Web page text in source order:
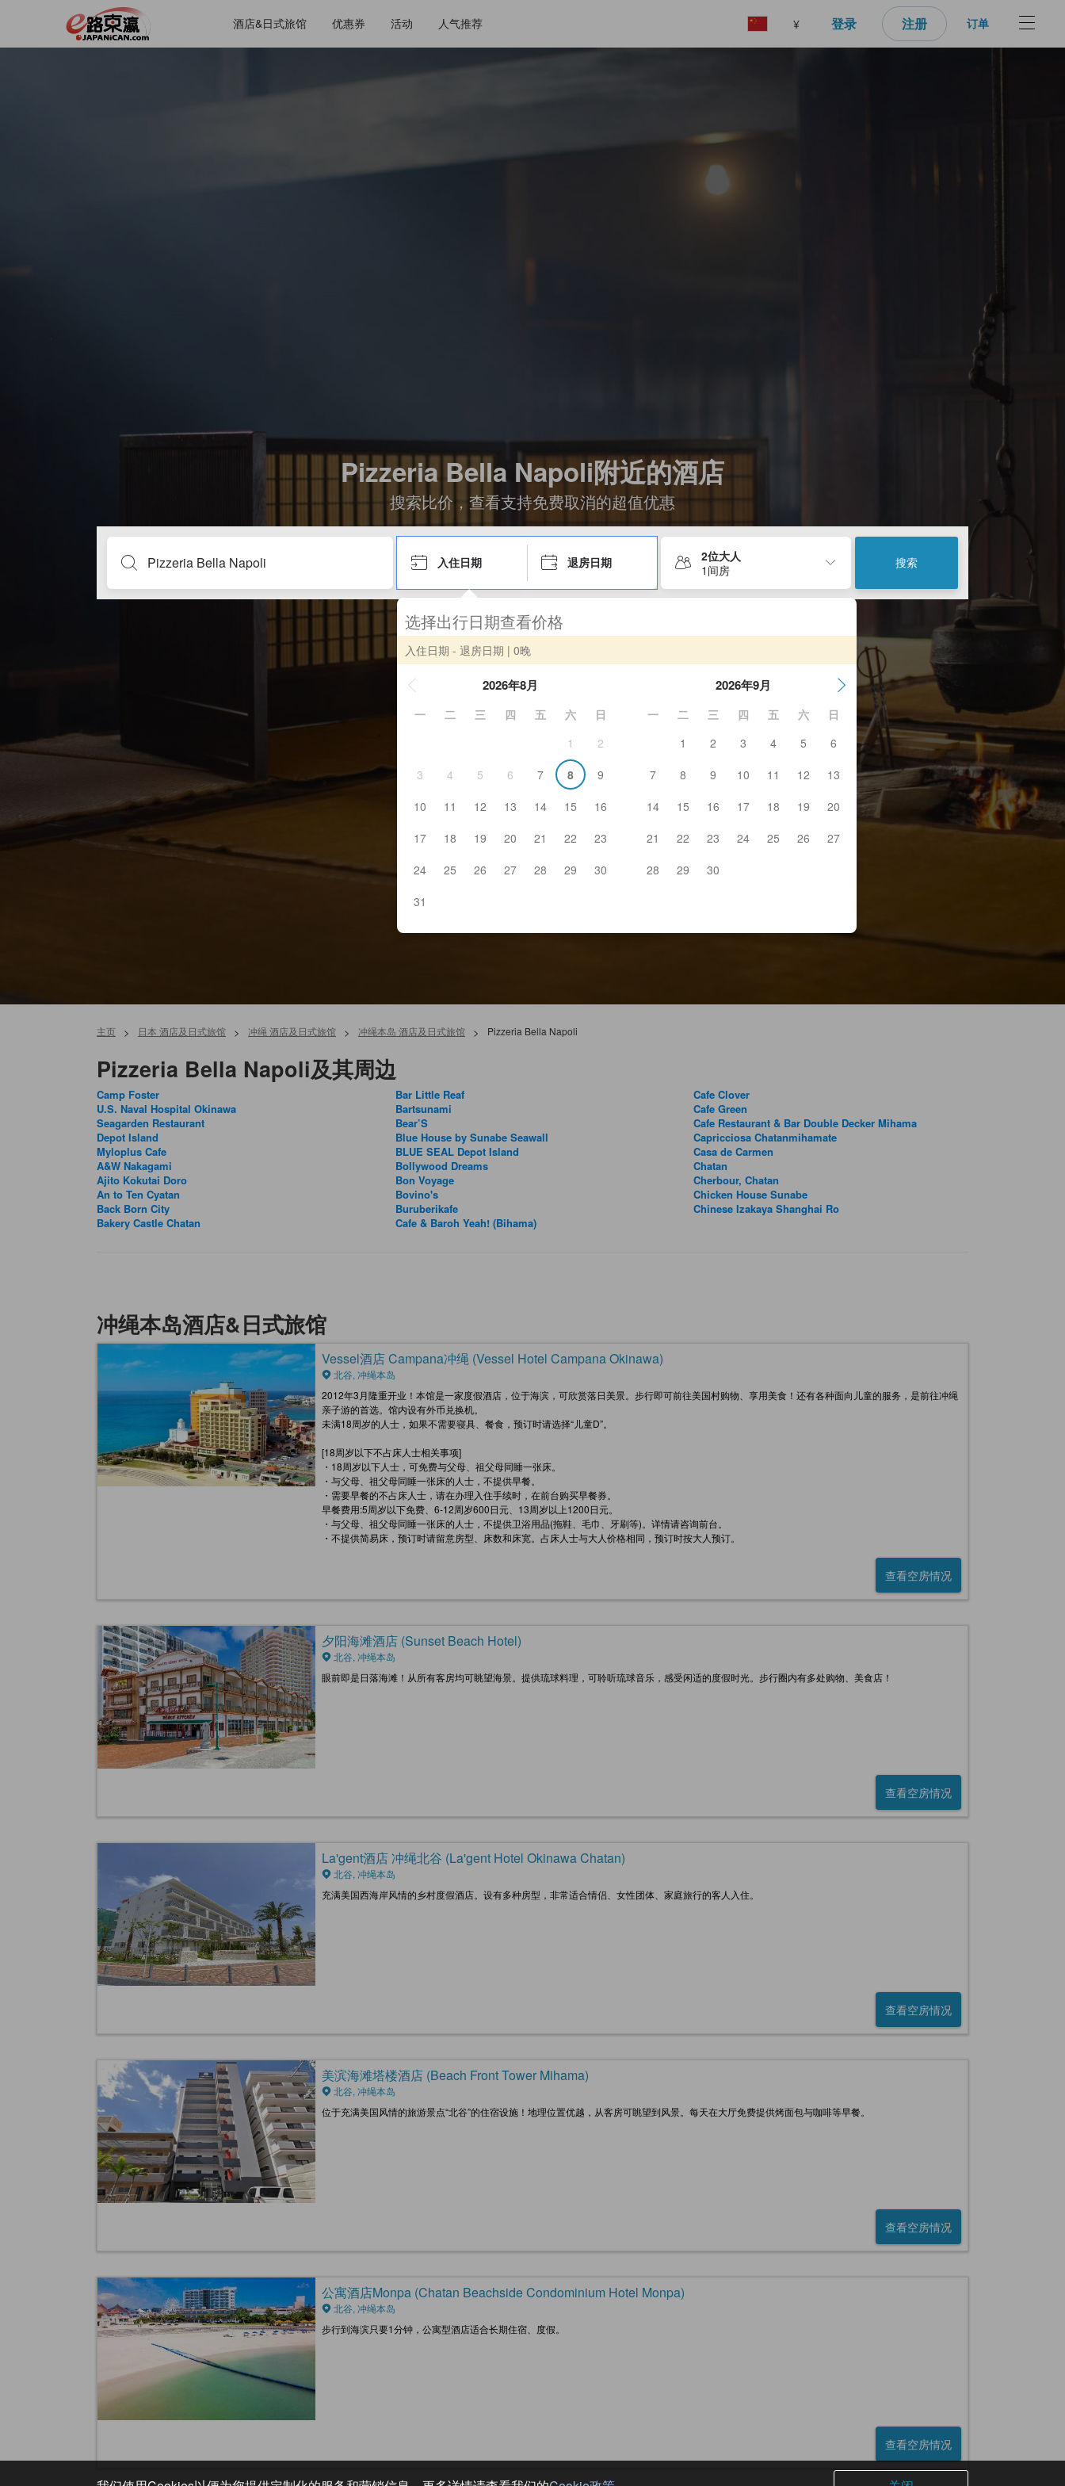
酒店&日式旅馆 优惠券 活动 人气推荐 ¥ 登录 注册 订单
Pizzeria Bella Napoli附近的酒店
搜索比价，查看支持免费取消的超值优惠
入住日期 退房日期
2位大人
1间房
搜索
选择出行日期查看价格
入住日期 - 退房日期 | 0晚
2026年8月
一 二 三 四 五 六
日
1
2
3
4 5 6 7 8
9
10
11 12 13 14 15
16
17
18 19 20 21 22
23
24
25 26 27 28 29
30
31
2026年9月
一 二 三 四 五 六
日
1
2 3 4 5
6
7
8 9 10 11 12
13
14
15 16 17 18 19
20
21
22 23 24 25 26
27
28
29 30
主页 > 日本 酒店及日式旅馆 > 冲绳 酒店及日式旅馆 > 冲绳本岛 酒店及日式旅馆 > Pizzeria Bella Napoli
Pizzeria Bella Napoli及其周边
Camp Foster
U.S. Naval Hospital Okinawa
Seagarden Restaurant
Depot Island
Myloplus Cafe
A&W Nakagami
Ajito Kokutai Doro
An to Ten Cyatan
Back Born City
Bakery Castle Chatan
Bar Little Reaf
Bartsunami
Bear’S
Blue House by Sunabe Seawall
BLUE SEAL Depot Island
Bollywood Dreams
Bon Voyage
Bovino's
Buruberikafe
Cafe & Baroh Yeah! (Bihama)
Cafe Clover
Cafe Green
Cafe Restaurant & Bar Double Decker Mihama
Capricciosa Chatanmihamate
Casa de Carmen
Chatan
Cherbour, Chatan
Chicken House Sunabe
Chinese Izakaya Shanghai Ro
冲绳本岛酒店&日式旅馆
Vessel酒店 Campana冲绳 (Vessel Hotel Campana Okinawa)
北谷, 冲绳本岛
2012年3月隆重开业！本馆是一家度假酒店，位于海滨，可欣赏落日美景。步行即可前往美国村购物、享用美食！还有各种面向儿童的服务，是前往冲绳
亲子游的首选。馆内设有外币兑换机。
未满18周岁的人士，如果不需要寝具、餐食，预订时请选择“儿童D”。
[18周岁以下不占床人士相关事项]
・18周岁以下人士，可免费与父母、祖父母同睡一张床。
・与父母、祖父母同睡一张床的人士，不提供早餐。
・需要早餐的不占床人士，请在办理入住手续时，在前台购买早餐券。
早餐费用:5周岁以下免费、6-12周岁600日元、13周岁以上1200日元。
・与父母、祖父母同睡一张床的人士，不提供卫浴用品(拖鞋、毛巾、牙刷等)。详情请咨询前台。
・不提供简易床，预订时请留意房型、床数和床宽。占床人士与大人价格相同，预订时按大人预订。
查看空房情况
夕阳海滩酒店 (Sunset Beach Hotel)
北谷, 冲绳本岛
眼前即是日落海滩！从所有客房均可眺望海景。提供琉球料理，可聆听琉球音乐，感受闲适的度假时光。步行圈内有多处购物、美食店！
查看空房情况
La'gent酒店 冲绳北谷 (La'gent Hotel Okinawa Chatan)
北谷, 冲绳本岛
充满美国西海岸风情的乡村度假酒店。设有多种房型，非常适合情侣、女性团体、家庭旅行的客人入住。
查看空房情况
美滨海滩塔楼酒店 (Beach Front Tower Mihama)
北谷, 冲绳本岛
位于充满美国风情的旅游景点“北谷”的住宿设施！地理位置优越，从客房可眺望到风景。每天在大厅免费提供烤面包与咖啡等早餐。
查看空房情况
公寓酒店Monpa (Chatan Beachside Condominium Hotel Monpa)
北谷, 冲绳本岛
步行到海滨只要1分钟，公寓型酒店适合长期住宿、度假。
查看空房情况